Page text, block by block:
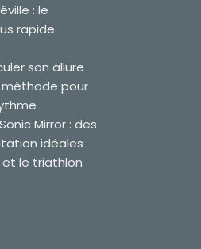
: le
rapide
son allure
pour
Mirror : des
idéales
et le triathlon